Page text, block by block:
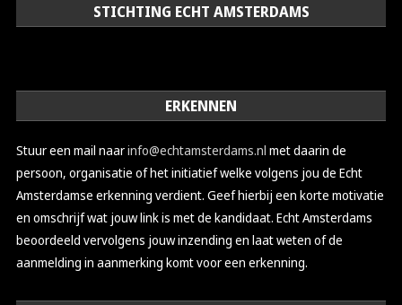
STICHTING ECHT AMSTERDAMS
ERKENNEN
Stuur een mail naarinfo@echtamsterdams.nl met daarin de
persoon, organisatie of het initiatief welke volgens jou de Echt
Amsterdamse erkenning verdient. Geef hierbij een korte motivatie
en omschrijf wat jouw link is met de kandidaat. Echt Amsterdams
beoordeeld vervolgens jouw inzending en laat weten of de
aanmelding in aanmerking komt voor een erkenning.